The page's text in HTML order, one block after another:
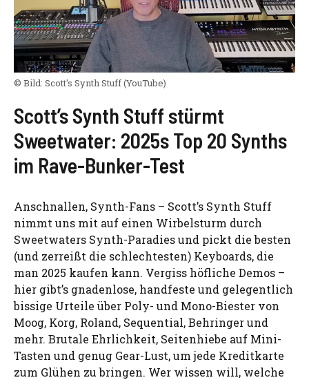
© Bild: Scott's Synth Stuff(YouTube)
Scott’s Synth Stuff stürmt
Sweetwater: 2025s Top 20 Synths
im Rave-Bunker-Test
Anschnallen, Synth-Fans – Scott’s Synth Stuff
nimmt uns mit auf einen Wirbelsturm durch
Sweetwaters Synth-Paradies und pickt die besten
(und zerreißt die schlechtesten) Keyboards, die
man 2025 kaufen kann. Vergiss höfliche Demos –
hier gibt’s gnadenlose, handfeste und gelegentlich
bissige Urteile über Poly- und Mono-Biester von
Moog, Korg, Roland, Sequential, Behringer und
mehr. Brutale Ehrlichkeit, Seitenhiebe auf Mini-
Tasten und genug Gear-Lust, um jede Kreditkarte
zum Glühen zu bringen. Wer wissen will, welche